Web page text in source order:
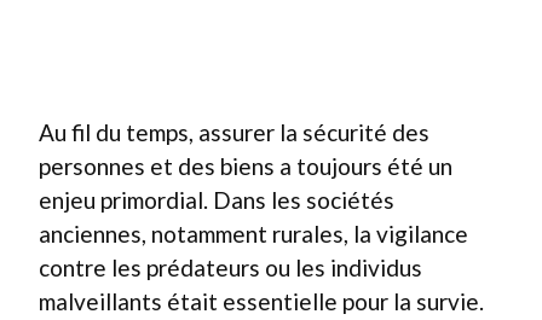
Au fil du temps, assurer la sécurité des
personnes et des biens a toujours été un
enjeu primordial. Dans les sociétés
anciennes, notamment rurales, la vigilance
contre les prédateurs ou les individus
malveillants était essentielle pour la survie.